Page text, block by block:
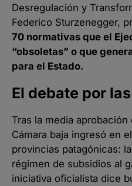
Desregulación y
Federico Sturzenegger,
70 normativas que el
“obsoletas” o que
para el Estado.
El debate por
Tras la media aprobación
Cámara baja ingresó en
provincias patagónicas:
régimen de subsidios al
iniciativa oficialista dice